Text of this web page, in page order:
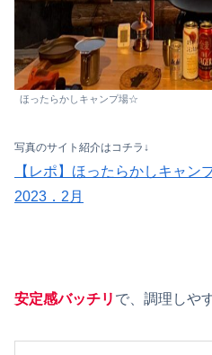
ほったらかしキャンプ場☆
写真のサイト紹介はコチラ↓
【レポ】ほったらかしキャン
2023．2月
安定感バッチリ で、調理しや